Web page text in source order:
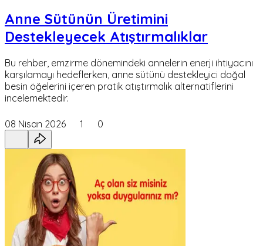
Anne Sütünün Üretimini
Destekleyecek Atıştırmalıklar
Bu rehber, emzirme dönemindeki annelerin enerji ihtiyacını
karşılamayı hedeflerken, anne sütünü destekleyici doğal
besin öğelerini içeren pratik atıştırmalık alternatiflerini
incelemektedir.
08 Nisan 2026 1 0